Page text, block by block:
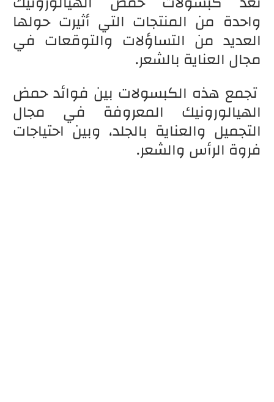
واحدة من المنتجات التي أثيرت حولها
العديد من التساؤلات والتوقعات في
مجال العناية بالشعر.
تجمع هذه الكبسولات بين فوائد حمض
الهيالورونيك المعروفة في مجال
التجميل والعناية بالجلد، وبين احتياجات
فروة الرأس والشعر.